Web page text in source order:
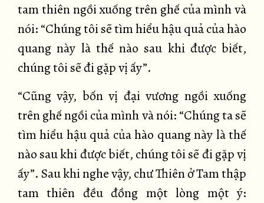
tam thiên ngồi xuống trên ghế của mình và
nói: “Chúng tôi sẽ tìm hiểu hậu quả của hào
quang này là thế nào sau khi được biết,
chúng tôi sẽ đi gặp vị ấy”.
“Cũng vậy, bốn vị đại vương ngồi xuống
trên ghế ngồi của mình và nói: “Chúng ta sẽ
tìm hiểu hậu quả của hào quang này là thế
nào sau khi được biết, chúng tôi sẽ đi gặp vị
ấy”. Sau khi nghe vậy, chư Thiên ở Tam thập
tam thiên đều đồng một lòng một ý: